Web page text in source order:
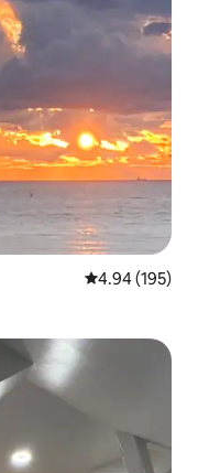
Calificación
4.94 (195)